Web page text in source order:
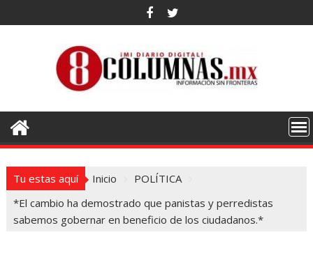
al
Tu estas aquí Inicio
POLÍTICA
*El cambio ha demostrado que panistas y perredistas
sabemos gobernar en beneficio de los ciudadanos.*